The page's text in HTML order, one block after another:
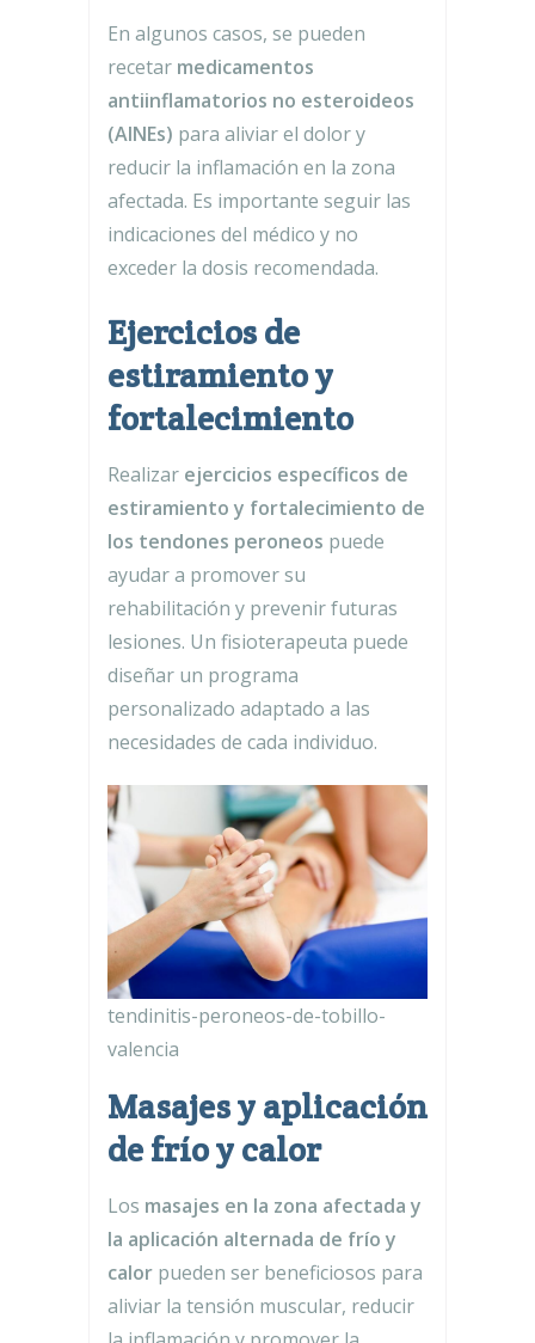
En algunos casos, se pueden
recetar medicamentos
antiinflamatorios no esteroideos
(AINEs) para aliviar el dolor y
reducir la inflamación en la zona
afectada. Es importante seguir las
indicaciones del médico y no
exceder la dosis recomendada.
Ejercicios de
estiramiento y
fortalecimiento
Realizar ejercicios específicos de
estiramiento y fortalecimiento de
los tendones peroneos puede
ayudar a promover su
rehabilitación y prevenir futuras
lesiones. Un fisioterapeuta puede
diseñar un programa
personalizado adaptado a las
necesidades de cada individuo.
tendinitis-peroneos-de-tobillo-
valencia
Masajes y aplicación
de frío y calor
Los masajes en la zona afectada y
la aplicación alternada de frío y
calor pueden ser beneficiosos para
aliviar la tensión muscular, reducir